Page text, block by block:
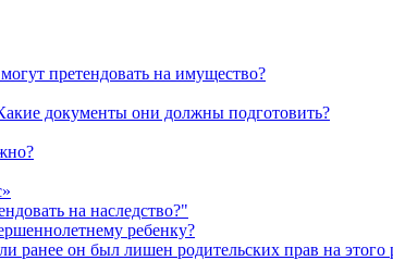
претендовать на имущество?
документы они должны подготовить?
на наследство?"
ребенку?
ранее он был лишен родительских прав на этого